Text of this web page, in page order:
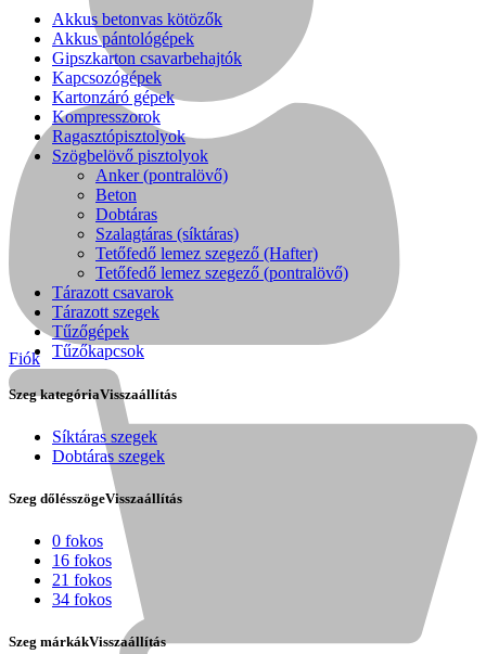
Senco
Kihlberg
Fiók
Akkus betonvas kötözők
Akkus pántológépek
Gipszkarton csavarbehajtók
Kapcsozógépek
Kartonzáró gépek
Kompresszorok
Ragasztópisztolyok
Szögbelövő pisztolyok
Anker (pontralövő)
Beton
Dobtáras
Szalagtáras (síktáras)
Tetőfedő lemez szegező (Hafter)
Tetőfedő lemez szegező (pontralövő)
Tárazott csavarok
Tárazott szegek
Tűzőgépek
Tűzőkapcsok
Szeg kategóriaVisszaállítás
Síktáras szegek
Dobtáras szegek
Szeg dőlésszögeVisszaállítás
0 fokos
16 fokos
21 fokos
34 fokos
Szeg márkákVisszaállítás